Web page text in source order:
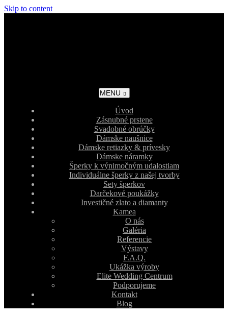
Skip to content
MENU
Úvod
Zásnubné prstene
Svadobné obrúčky
Dámske naušnice
Dámske retiazky & prívesky
Dámske náramky
Šperky k výnimočným udalostiam
Individuálne šperky z našej tvorby
Sety šperkov
Darčekové poukážky
Investičné zlato a diamanty
Kamea
O nás
Galéria
Referencie
Výstavy
F.A.Q.
Ukážka výroby
Elite Wedding Centrum
Podporujeme
Kontakt
Blog